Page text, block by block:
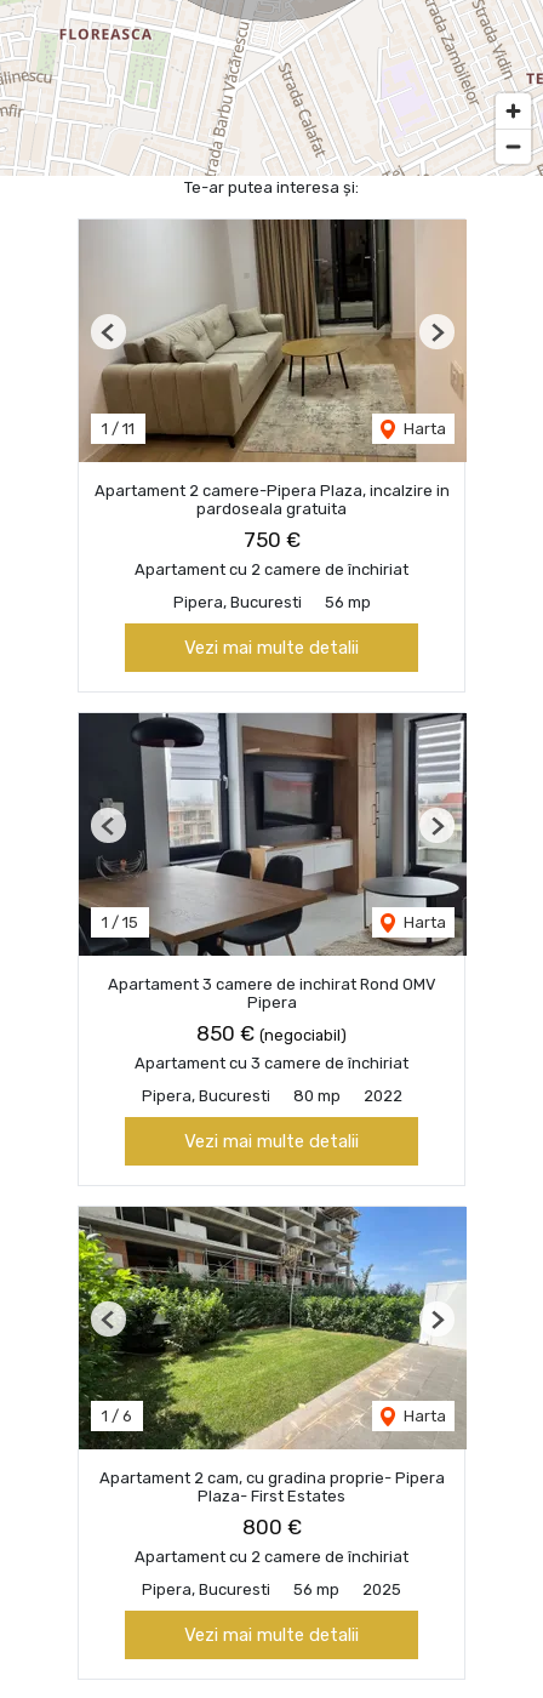
Te-ar putea interesa și:
1 / 11 Harta
Previous Next
Apartament 2 camere-Pipera Plaza, incalzire in
pardoseala gratuita
750 €
Apartament cu 2 camere de închiriat
Pipera, Bucuresti
56 mp
Vezi mai multe detalii
1 / 15 Harta
Previous Next
Apartament 3 camere de inchirat Rond OMV
Pipera
850 € (negociabil)
Apartament cu 3 camere de închiriat
Pipera, Bucuresti
80 mp 2022
Vezi mai multe detalii
1 / 6 Harta
Previous Next
Apartament 2 cam, cu gradina proprie- Pipera
Plaza- First Estates
800 €
Apartament cu 2 camere de închiriat
Pipera, Bucuresti
56 mp 2025
Vezi mai multe detalii